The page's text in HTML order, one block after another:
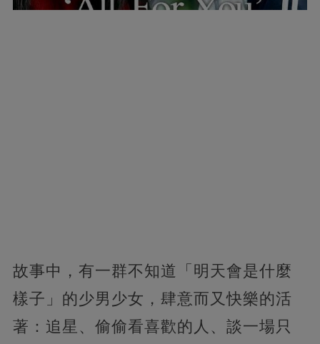
故事中，有一群不知道「明天會是什麼
樣子」的少男少女，肆意而又快樂的活
著：追星、偷偷看喜歡的人、談一場只